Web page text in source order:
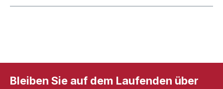
Bleiben Sie auf dem Laufenden über